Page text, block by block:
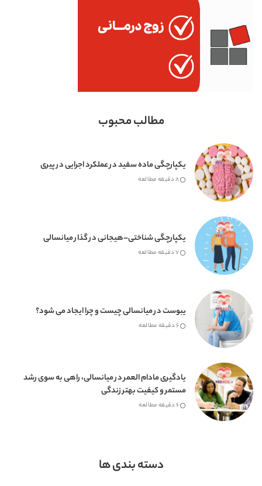
مطالب محبوب
یکپارچگی ماده سفید در عملکرد اجرایی در پیری
8 دقیقه مطالعه
یکپارچگی شناختی–هیجانی در گذار میانسالی
7 دقیقه مطالعه
یبوست در میانسالی چیست و چرا ایجاد می شود؟
6 دقیقه مطالعه
یادگیری مادام العمر در میانسالی، راهی به سوی رشد
مستمر و کیفیت بهتر زندگی
6 دقیقه مطالعه
دسته بندی ها